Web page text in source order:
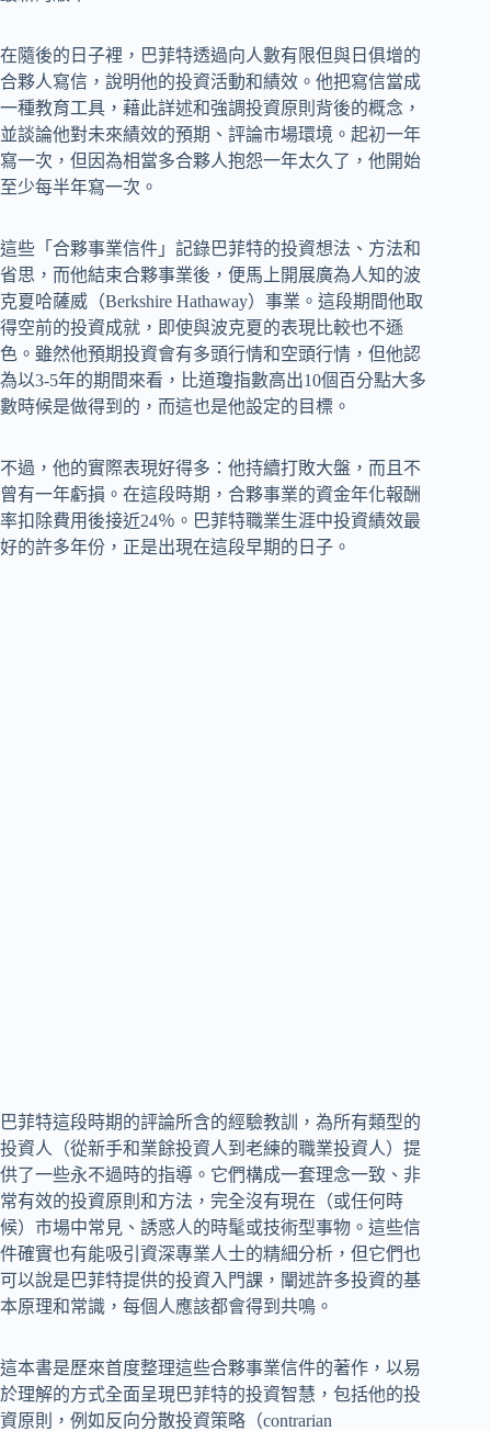
在隨後的日子裡，巴菲特透過向人數有限但與日俱增的
合夥人寫信，說明他的投資活動和績效。他把寫信當成
一種教育工具，藉此詳述和強調投資原則背後的概念，
並談論他對未來績效的預期、評論市場環境。起初一年
寫一次，但因為相當多合夥人抱怨一年太久了，他開始
至少每半年寫一次。
這些「合夥事業信件」記錄巴菲特的投資想法、方法和
省思，而他結束合夥事業後，便馬上開展廣為人知的波
克夏哈薩威（Berkshire Hathaway）事業。這段期間他取
得空前的投資成就，即使與波克夏的表現比較也不遜
色。雖然他預期投資會有多頭行情和空頭行情，但他認
為以3-5年的期間來看，比道瓊指數高出10個百分點大多
數時候是做得到的，而這也是他設定的目標。
不過，他的實際表現好得多：他持續打敗大盤，而且不
曾有一年虧損。在這段時期，合夥事業的資金年化報酬
率扣除費用後接近24％。巴菲特職業生涯中投資績效最
好的許多年份，正是出現在這段早期的日子。
巴菲特這段時期的評論所含的經驗教訓，為所有類型的
投資人（從新手和業餘投資人到老練的職業投資人）提
供了一些永不過時的指導。它們構成一套理念一致、非
常有效的投資原則和方法，完全沒有現在（或任何時
候）市場中常見、誘惑人的時髦或技術型事物。這些信
件確實也有能吸引資深專業人士的精細分析，但它們也
可以說是巴菲特提供的投資入門課，闡述許多投資的基
本原理和常識，每個人應該都會得到共鳴。
這本書是歷來首度整理這些合夥事業信件的著作，以易
於理解的方式全面呈現巴菲特的投資智慧，包括他的投
資原則，例如反向分散投資策略（contrarian